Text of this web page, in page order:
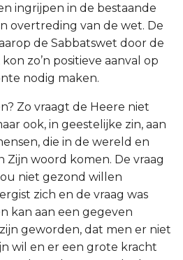
ingrijpen in de bestaande
overtreding van de wet. De
de Sabbatswet door de
zo’n positieve aanval op
nodig maken.
Zo vraagt de Heere niet
ook, in geestelijke zin, aan
die in de wereld en
woord komen. De vraag
niet gezond willen
zich en de vraag was
kan aan een gegeven
geworden, dat men er niet
wil en er een grote kracht